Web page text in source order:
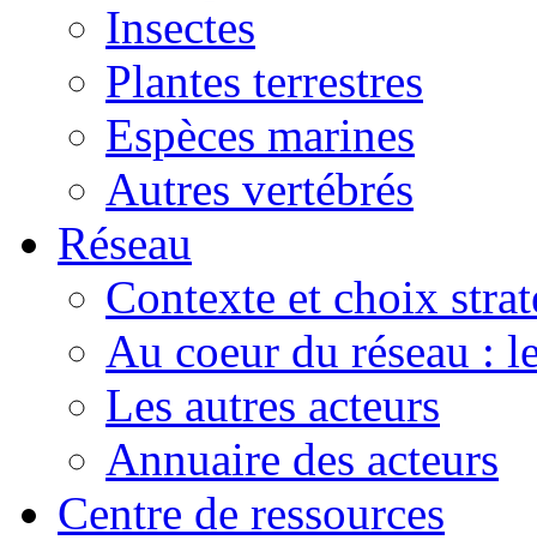
Insectes
Plantes terrestres
Espèces marines
Autres vertébrés
Réseau
Contexte et choix
Au coeur du réseau :
Les autres acteurs
Annuaire des acteurs
Centre de ressources